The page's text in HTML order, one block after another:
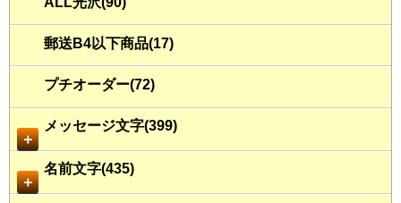
郵送B4以下商品(17)
プチオーダー(72)
＋
メッセージ文字(399)
＋
名前文字(435)